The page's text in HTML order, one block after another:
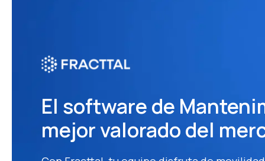
El software de
mejor valorado del